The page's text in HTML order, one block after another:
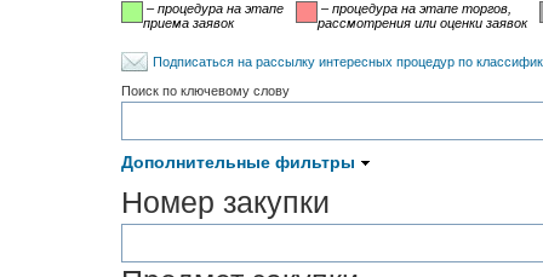
– процедура на этапе
приема заявок
– процедура на этапе торгов,
рассмотрения или оценки заявок
Подписаться на рассылку интересных процедур по
Поиск по ключевому слову
Дополнительные фильтры
Номер закупки